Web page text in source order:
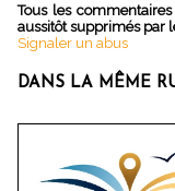
Tous les
aussitôt supprimés par
Signaler un abus
DANS LA MÊME